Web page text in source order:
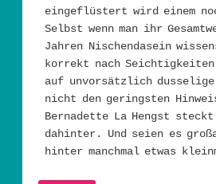
eingeflüstert wird einem
Selbst wenn man ihr
Jahren Nischendasein
korrekt nach
auf unvorsätzlich
nicht den geringsten
Bernadette La Hengst steckt
dahinter. Und seien es
hinter manchmal etwas